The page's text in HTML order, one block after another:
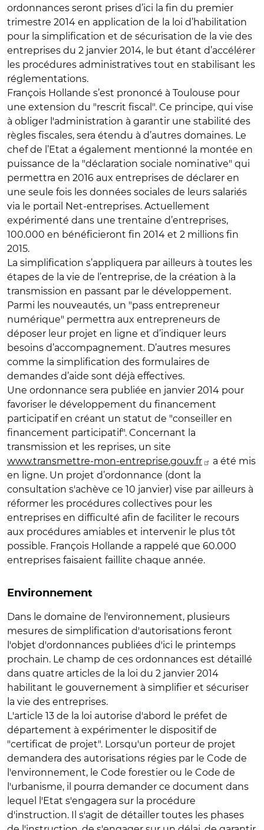
ordonnances seront prises d’ici la fin du premier
trimestre 2014 en application de la loi d’habilitation
pour la simplification et de sécurisation de la vie des
entreprises du 2 janvier 2014, le but étant d’accélérer
les procédures administratives tout en stabilisant les
réglementations.
François Hollande s’est prononcé à Toulouse pour
une extension du "rescrit fiscal". Ce principe, qui vise
à obliger l'administration à garantir une stabilité des
règles fiscales, sera étendu à d’autres domaines. Le
chef de l’Etat a également mentionné la montée en
puissance de la "déclaration sociale nominative" qui
permettra en 2016 aux entreprises de déclarer en
une seule fois les données sociales de leurs salariés
via le portail Net-entreprises. Actuellement
expérimenté dans une trentaine d’entreprises,
100.000 en bénéficieront fin 2014 et 2 millions fin
2015.
La simplification s’appliquera par ailleurs à toutes les
étapes de la vie de l’entreprise, de la création à la
transmission en passant par le développement.
Parmi les nouveautés, un "pass entrepreneur
numérique" permettra aux entrepreneurs de
déposer leur projet en ligne et d’indiquer leurs
besoins d’accompagnement. D’autres mesures
comme la simplification des formulaires de
demandes d’aide sont déjà effectives.
Une ordonnance sera publiée en janvier 2014 pour
favoriser le développement du financement
participatif en créant un statut de "conseiller en
financement participatif". Concernant la
transmission et les reprises, un site
www.transmettre-mon-entreprise.gouv.fr
a été mis
en ligne. Un projet d’ordonnance (dont la
consultation s'achève ce 10 janvier) vise par ailleurs à
réformer les procédures collectives pour les
entreprises en difficulté afin de faciliter le recours
aux procédures amiables et intervenir le plus tôt
possible. François Hollande a rappelé que 60.000
entreprises faisaient faillite chaque année.
Environnement
Dans le domaine de l'environnement, plusieurs
mesures de simplification d'autorisations feront
l'objet d'ordonnances publiées d'ici le printemps
prochain. Le champ de ces ordonnances est détaillé
dans quatre articles de la loi du 2 janvier 2014
habilitant le gouvernement à simplifier et sécuriser
la vie des entreprises.
L'article 13 de la loi autorise d'abord le préfet de
département à expérimenter le dispositif de
"certificat de projet". Lorsqu'un porteur de projet
demandera des autorisations régies par le Code de
l'environnement, le Code forestier ou le Code de
l'urbanisme, il pourra demander ce document dans
lequel l'Etat s'engagera sur la procédure
d'instruction. Il s'agit de détailler toutes les phases